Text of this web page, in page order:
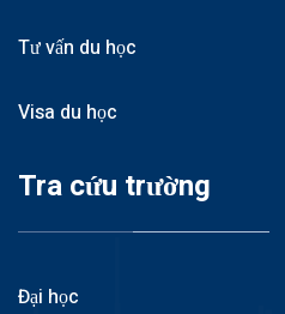
Tư vấn du học
Visa du học
Tra cứu trường
Đại học